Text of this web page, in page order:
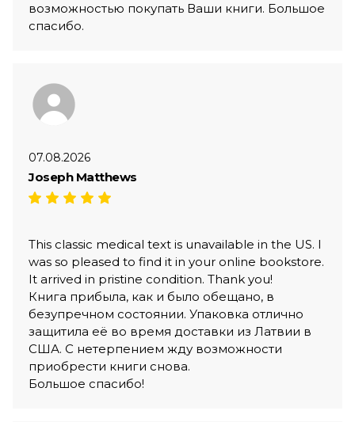
возможностью покупать Ваши книги. Большое
спасибо.
07.08.2026
Joseph Matthews
This classic medical text is unavailable in the US. I
was so pleased to find it in your online bookstore.
It arrived in pristine condition. Thank you!
Книга прибыла, как и было обещано, в
безупречном состоянии. Упаковка отлично
защитила её во время доставки из Латвии в
США. С нетерпением жду возможности
приобрести книги снова.
Большое спасибо!